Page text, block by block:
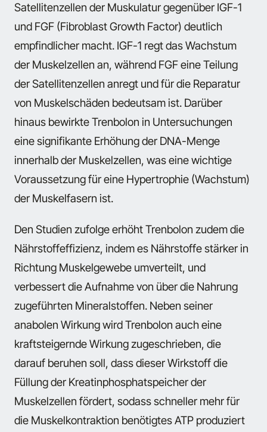
Satellitenzellen der Muskulatur gegenüber IGF-1
und FGF (Fibroblast Growth Factor) deutlich
empfindlicher macht. IGF-1 regt das Wachstum
der Muskelzellen an, während FGF eine Teilung
der Satellitenzellen anregt und für die Reparatur
von Muskelschäden bedeutsam ist. Darüber
hinaus bewirkte Trenbolon in Untersuchungen
eine signifikante Erhöhung der DNA-Menge
innerhalb der Muskelzellen, was eine wichtige
Voraussetzung für eine Hypertrophie (Wachstum)
der Muskelfasern ist.
Den Studien zufolge erhöht Trenbolon zudem die
Nährstoffeffizienz, indem es Nährstoffe stärker in
Richtung Muskelgewebe umverteilt, und
verbessert die Aufnahme von über die Nahrung
zugeführten Mineralstoffen. Neben seiner
anabolen Wirkung wird Trenbolon auch eine
kraftsteigernde Wirkung zugeschrieben, die
darauf beruhen soll, dass dieser Wirkstoff die
Füllung der Kreatinphosphatspeicher der
Muskelzellen fördert, sodass schneller mehr für
die Muskelkontraktion benötigtes ATP produziert